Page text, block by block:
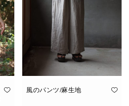
風のパンツ/麻生地